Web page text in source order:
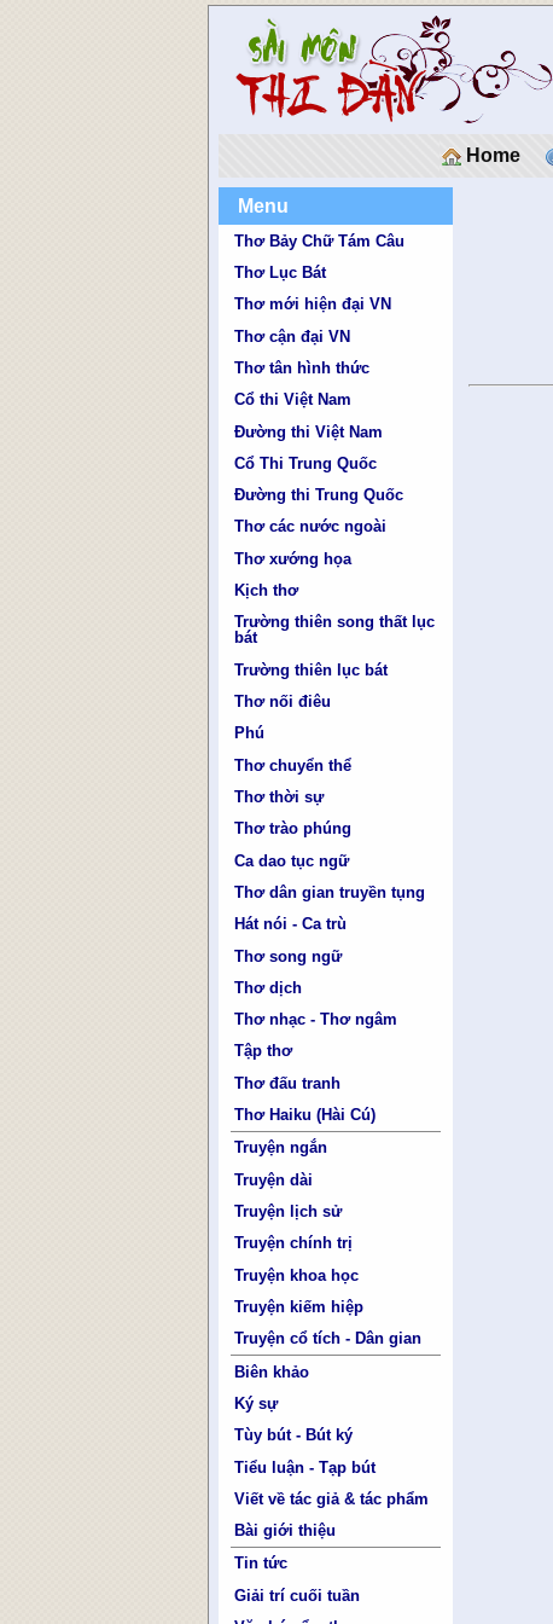
Home
Menu
Thơ Bảy Chữ Tám Câu
Thơ Lục Bát
Thơ mới hiện đại VN
Thơ cận đại VN
Thơ tân hình thức
Cổ thi Việt Nam
Đường thi Việt Nam
Cổ Thi Trung Quốc
Đường thi Trung Quốc
Thơ các nước ngoài
Thơ xướng họa
Kịch thơ
Trường thiên song thất lục
bát
Trường thiên lục bát
Thơ nối điêu
Phú
Thơ chuyển thể
Thơ thời sự
Thơ trào phúng
Ca dao tục ngữ
Thơ dân gian truyền tụng
Hát nói - Ca trù
Thơ song ngữ
Thơ dịch
Thơ nhạc - Thơ ngâm
Tập thơ
Thơ đấu tranh
Thơ Haiku (Hài Cú)
Truyện ngắn
Truyện dài
Truyện lịch sử
Truyện chính trị
Truyện khoa học
Truyện kiếm hiệp
Truyện cổ tích - Dân gian
Biên khảo
Ký sự
Tùy bút - Bút ký
Tiểu luận - Tạp bút
Viết về tác giả & tác phẩm
Bài giới thiệu
Tin tức
Giải trí cuối tuần